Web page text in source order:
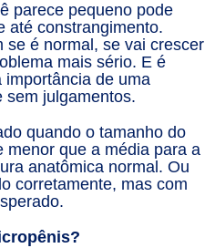
parece pequeno pode
até constrangimento.
se é normal, se vai crescer
mais sério. E é
importância de uma
sem julgamentos.
quando o tamanho do
menor que a média para a
anatômica normal. Ou
corretamente, mas com